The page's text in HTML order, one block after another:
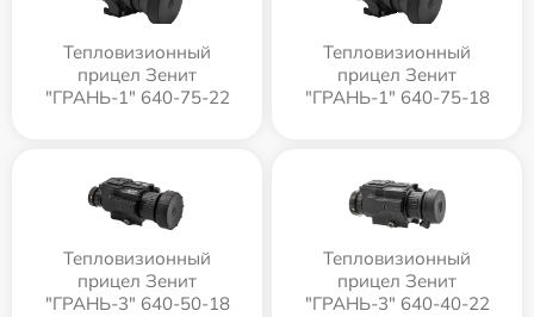
Тепловизионный
прицел Зенит
"ГРАНЬ-1" 640-75-22
Тепловизионный
прицел Зенит
"ГРАНЬ-1" 640-75-18
Тепловизионный
прицел Зенит
"ГРАНЬ-3" 640-50-18
Тепловизионный
прицел Зенит
"ГРАНЬ-3" 640-40-22